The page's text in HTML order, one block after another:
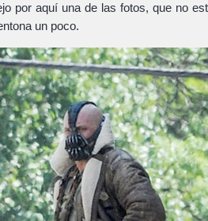
por aquí una de las fotos, que no
un poco.